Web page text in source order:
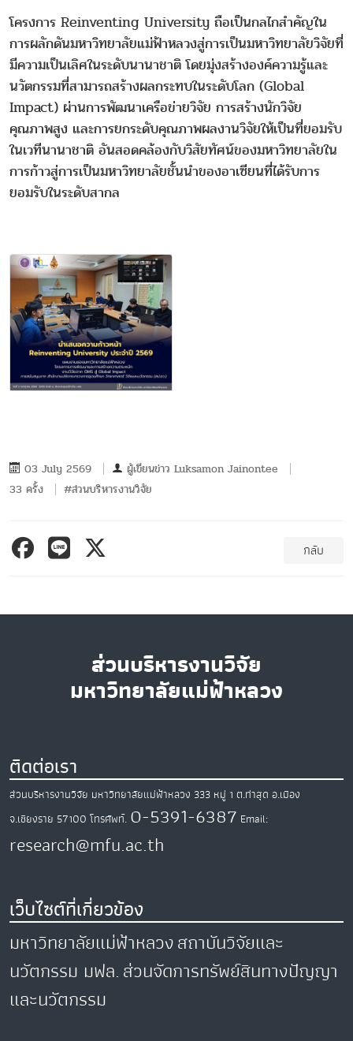
โครงการ Reinventing University ถือเป็นกลไกสำคัญใน
การผลักดันมหาวิทยาลัยแม่ฟ้าหลวงสู่การเป็นมหาวิทยาลัยวิจัยที่
มีความเป็นเลิศในระดับนานาชาติ โดยมุ่งสร้างองค์ความรู้และ
นวัตกรรมที่สามารถสร้างผลกระทบในระดับโลก (Global
Impact) ผ่านการพัฒนาเครือข่ายวิจัย การสร้างนักวิจัย
คุณภาพสูง และการยกระดับคุณภาพผลงานวิจัยให้เป็นที่ยอมรับ
ในเวทีนานาชาติ อันสอดคล้องกับวิสัยทัศน์ของมหาวิทยาลัยใน
การก้าวสู่การเป็นมหาวิทยาลัยชั้นนำของอาเซียนที่ได้รับการ
ยอมรับในระดับสากล
03 July 2569 ผู้เขียนข่าว Luksamon Jainontee
33 ครั้ง
#ส่วนบริหารงานวิจัย
กลับ
ส่วนบริหารงานวิจัย
มหาวิทยาลัยแม่ฟ้าหลวง
ติดต่อเรา
ส่วนบริหารงานวิจัย มหาวิทยาลัยแม่ฟ้าหลวง 333 หมู่ 1 ต.ท่าสุด อ.เมือง
จ.เชียงราย 57100 โทรศัพท์. 0-5391-6387 Email:
research@mfu.ac.th
เว็บไซต์ที่เกี่ยวข้อง
มหาวิทยาลัยแม่ฟ้าหลวงสถาบันวิจัยและ
นวัตกรรม มฟล.ส่วนจัดการทรัพย์สินทางปัญญา
และนวัตกรรม